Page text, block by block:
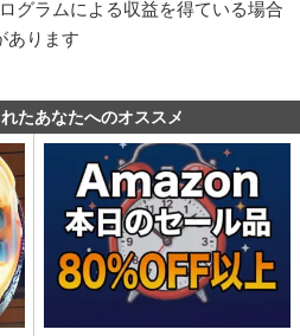
グラムによる収益を得ている場合
あります
たあなたへのオススメ